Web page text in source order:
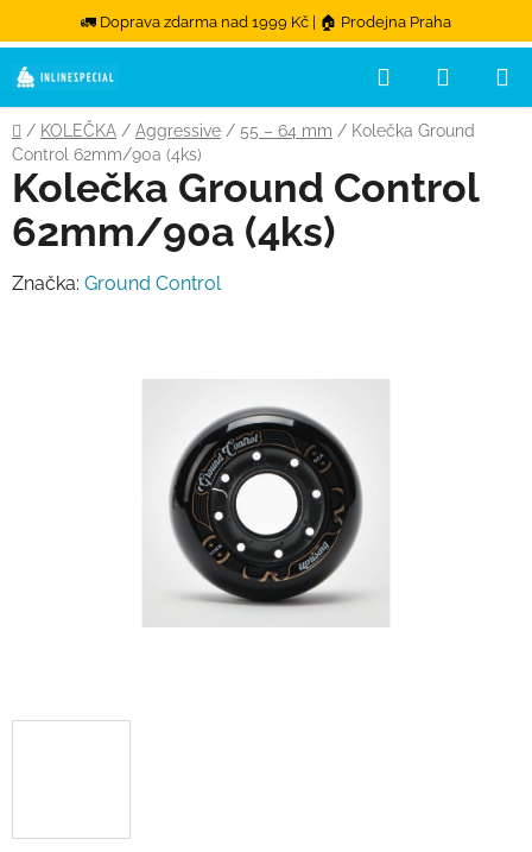
🚛 Doprava zdarma nad 1999 Kč | 🏠 Prodejna Praha
Přejít na obsah
Hledat
Domů
/ KOLEČKA / Aggressive / 55 – 64 mm / Kolečka Ground
Control 62mm/90a (4ks)
Kolečka Ground Control
62mm/90a (4ks)
Značka: Ground Control